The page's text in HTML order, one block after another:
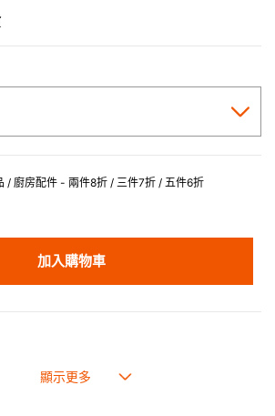
/ 廚房配件 - 兩件8折 / 三件7折 / 五件6折
加入購物車
低至-40℃。